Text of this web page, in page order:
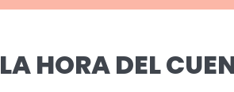
LA HORA DEL